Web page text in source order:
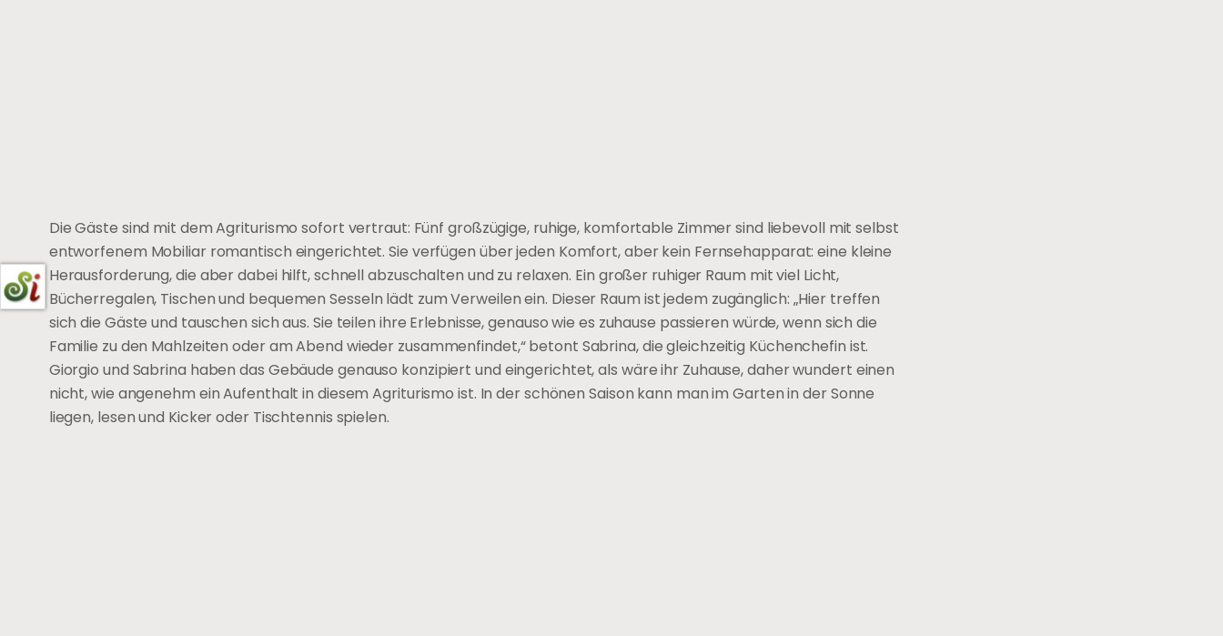
Die Gäste sind mit dem Agriturismo sofort vertraut: Fünf großzügige, ruhige, komfortable Zimmer sind liebevoll mit selbst
entworfenem Mobiliar romantisch eingerichtet. Sie verfügen über jeden Komfort, aber kein Fernsehapparat: eine kleine
Herausforderung, die aber dabei hilft, schnell abzuschalten und zu relaxen. Ein großer ruhiger Raum mit viel Licht,
Bücherregalen, Tischen und bequemen Sesseln lädt zum Verweilen ein. Dieser Raum ist jedem zugänglich: „Hier treffen
sich die Gäste und tauschen sich aus. Sie teilen ihre Erlebnisse, genauso wie es zuhause passieren würde, wenn sich die
Familie zu den Mahlzeiten oder am Abend wieder zusammenfindet,“ betont Sabrina, die gleichzeitig Küchenchefin ist.
Giorgio und Sabrina haben das Gebäude genauso konzipiert und eingerichtet, als wäre ihr Zuhause, daher wundert einen
nicht, wie angenehm ein Aufenthalt in diesem Agriturismo ist. In der schönen Saison kann man im Garten in der Sonne
liegen, lesen und Kicker oder Tischtennis spielen.